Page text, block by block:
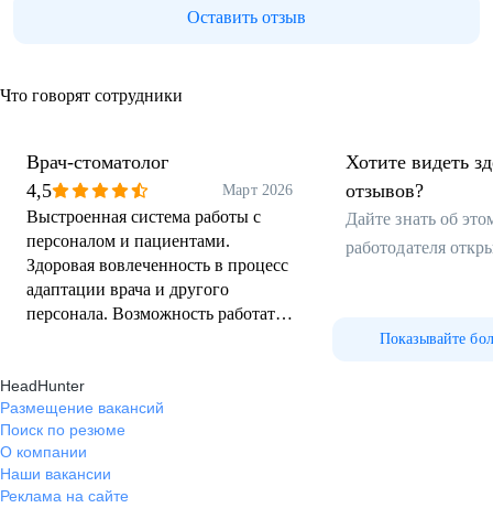
Оставить отзыв
Что говорят сотрудники
Врач-стоматолог
4,5
Март 2026
Выстроенная система работы с
персоналом и пациентами.
Здоровая вовлеченность в процесс
адаптации врача и другого
персонала. Возможность работать
ситуациях
Хотите видеть
отзывов?
Дайте знать об
работодателя
Показывайте
HeadHunter
Размещение вакансий
Поиск по резюме
О компании
Наши вакансии
Реклама на сайте